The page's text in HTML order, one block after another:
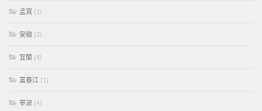
孟買 (1)
安徽 (2)
宜蘭 (4)
富春江 (1)
寧波 (4)